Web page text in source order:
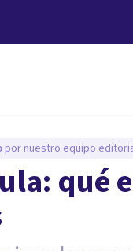
por nuestro equipo
qué